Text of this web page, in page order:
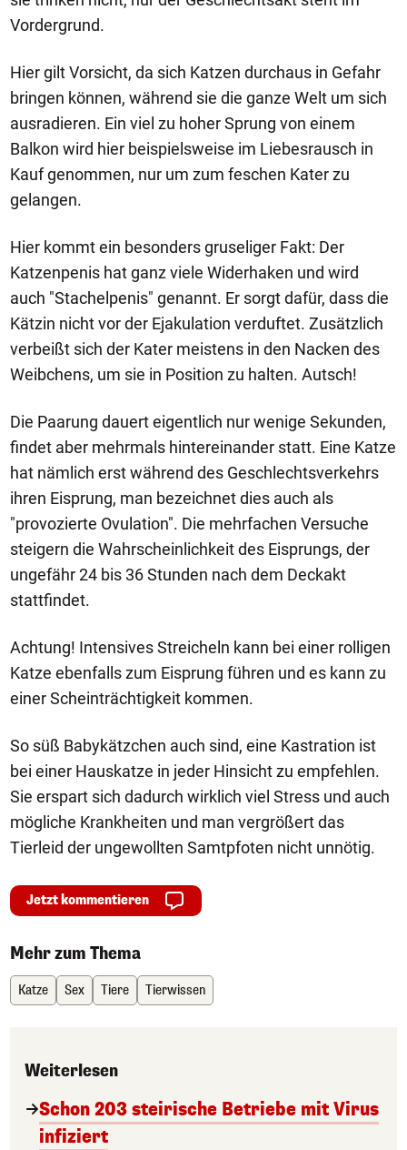
Vordergrund.
Hier gilt Vorsicht, da sich Katzen durchaus in Gefahr
bringen können, während sie die ganze Welt um sich
ausradieren. Ein viel zu hoher Sprung von einem
Balkon wird hier beispielsweise im Liebesrausch in
Kauf genommen, nur um zum feschen Kater zu
gelangen.
Hier kommt ein besonders gruseliger Fakt: Der
Katzenpenis hat ganz viele Widerhaken und wird
auch "Stachelpenis" genannt. Er sorgt dafür, dass die
Kätzin nicht vor der Ejakulation verduftet. Zusätzlich
verbeißt sich der Kater meistens in den Nacken des
Weibchens, um sie in Position zu halten. Autsch!
Die Paarung dauert eigentlich nur wenige Sekunden,
findet aber mehrmals hintereinander statt. Eine Katze
hat nämlich erst während des Geschlechtsverkehrs
ihren Eisprung, man bezeichnet dies auch als
"provozierte Ovulation". Die mehrfachen Versuche
steigern die Wahrscheinlichkeit des Eisprungs, der
ungefähr 24 bis 36 Stunden nach dem Deckakt
stattfindet.
Achtung! Intensives Streicheln kann bei einer rolligen
Katze ebenfalls zum Eisprung führen und es kann zu
einer Scheinträchtigkeit kommen.
So süß Babykätzchen auch sind, eine Kastration ist
bei einer Hauskatze in jeder Hinsicht zu empfehlen.
Sie erspart sich dadurch wirklich viel Stress und auch
mögliche Krankheiten und man vergrößert das
Tierleid der ungewollten Samtpfoten nicht unnötig.
Jetzt kommentieren
Mehr zum Thema
Katze Sex Tiere Tierwissen
Weiterlesen
Schon 203 steirische Betriebe mit Virus
infiziert